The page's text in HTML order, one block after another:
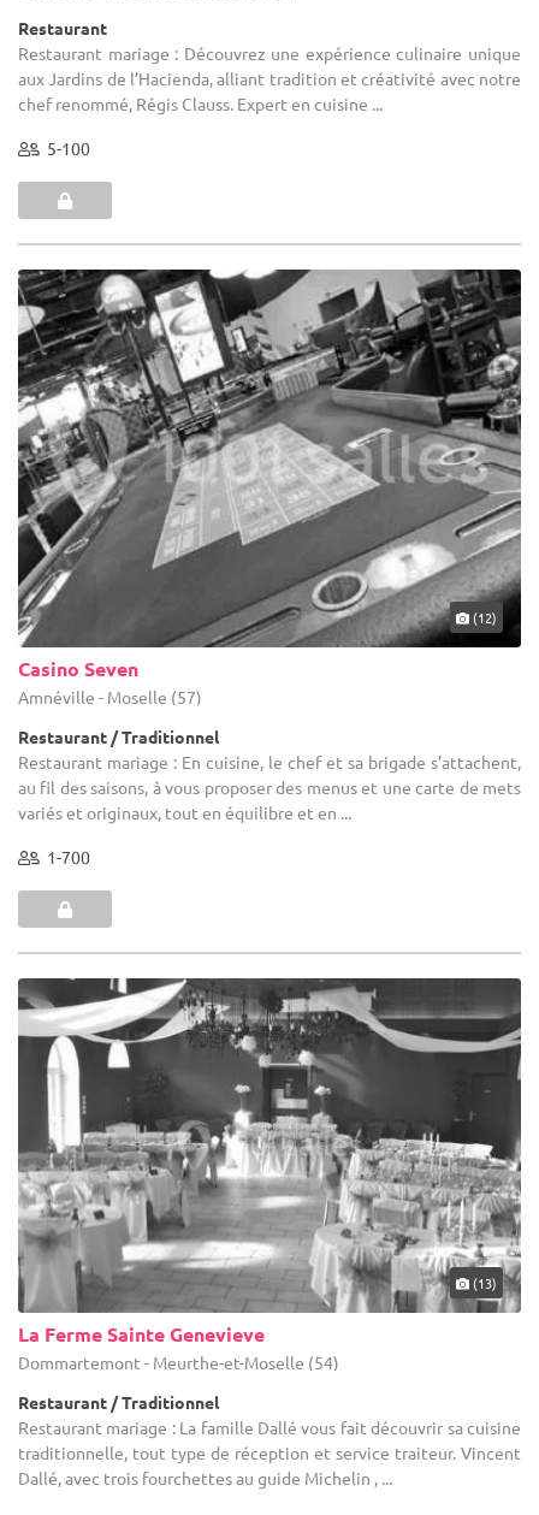
Restaurant
Restaurant mariage : Découvrez une expérience culinaire unique
aux Jardins de l’Hacienda, alliant tradition et créativité avec notre
chef renommé, Régis Clauss. Expert en cuisine ...
5-100
(12)
Casino Seven
Amnéville - Moselle (57)
Restaurant / Traditionnel
Restaurant mariage : En cuisine, le chef et sa brigade s’attachent,
au fil des saisons, à vous proposer des menus et une carte de mets
variés et originaux, tout en équilibre et en ...
1-700
(13)
La Ferme Sainte Genevieve
Dommartemont - Meurthe-et-Moselle (54)
Restaurant / Traditionnel
Restaurant mariage : La famille Dallé vous fait découvrir sa cuisine
traditionnelle, tout type de réception et service traiteur. Vincent
Dallé, avec trois fourchettes au guide Michelin , ...